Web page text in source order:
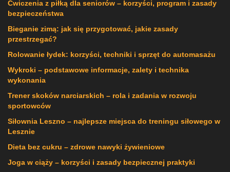
Ćwiczenia z piłką dla seniorów – korzyści, program i zasady
bezpieczeństwa
Bieganie zimą: jak się przygotować, jakie zasady
przestrzegać?
Rolowanie łydek: korzyści, techniki i sprzęt do automasażu
Wykroki – podstawowe informacje, zalety i technika
wykonania
Trener skoków narciarskich – rola i zadania w rozwoju
sportowców
Siłownia Leszno – najlepsze miejsca do treningu siłowego w
Lesznie
Dieta bez cukru – zdrowe nawyki żywieniowe
Joga w ciąży – korzyści i zasady bezpiecznej praktyki